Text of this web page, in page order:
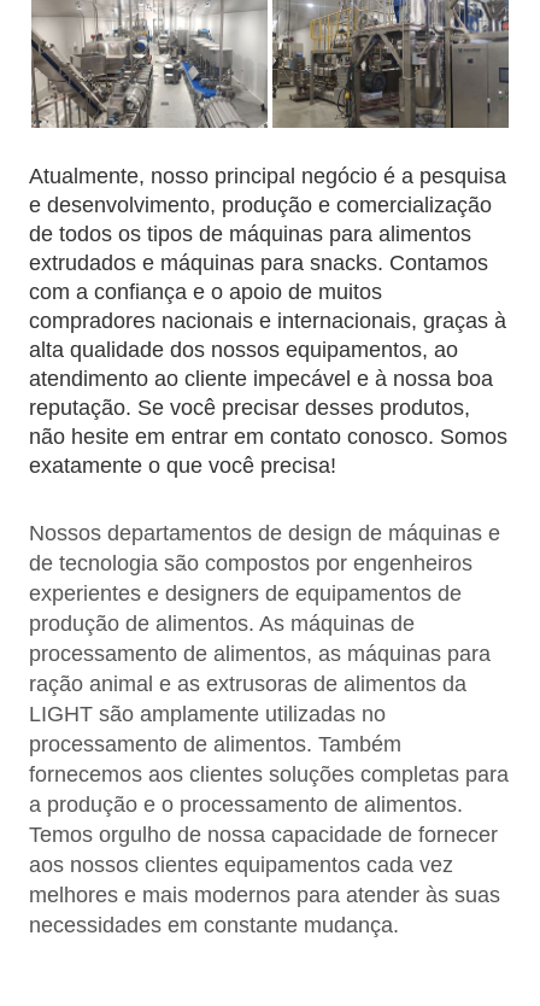
Atualmente, nosso principal negócio é a pesquisa
e desenvolvimento, produção e comercialização
de todos os tipos de máquinas para alimentos
extrudados e máquinas para snacks. Contamos
com a confiança e o apoio de muitos
compradores nacionais e internacionais, graças à
alta qualidade dos nossos equipamentos, ao
atendimento ao cliente impecável e à nossa boa
reputação. Se você precisar desses produtos,
não hesite em entrar em contato conosco. Somos
exatamente o que você precisa!
Nossos departamentos de design de máquinas e
de tecnologia são compostos por engenheiros
experientes e designers de equipamentos de
produção de alimentos. As máquinas de
processamento de alimentos, as máquinas para
ração animal e as extrusoras de alimentos da
LIGHT são amplamente utilizadas no
processamento de alimentos. Também
fornecemos aos clientes soluções completas para
a produção e o processamento de alimentos.
Temos orgulho de nossa capacidade de fornecer
aos nossos clientes equipamentos cada vez
melhores e mais modernos para atender às suas
necessidades em constante mudança.